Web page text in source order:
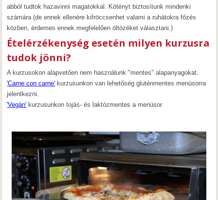
abból tudtok hazavinni magatokkal. Kötényt biztosítunk mindenki
számára (de ennek ellenére kifröccsenhet valami a ruhátokra főzés
közben, érdemes ennek megfelelően öltözéket választani.)
Ételérzékenység esetén milyen kurzusra
tudok jönni?
A kurzusokon alapvetően nem használunk "mentes" alapanyagokat.
'Carne con carne' kurzusunkon van lehetőség gluténmentes menüsorra
jelentkezni.
'Vegán' kurzusunkon tojás- és laktózmentes a menüsor.